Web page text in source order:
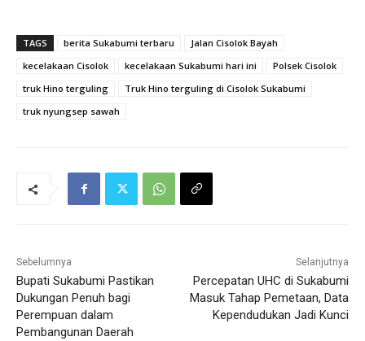
TAGS berita Sukabumi terbaru
Jalan Cisolok Bayah
kecelakaan Cisolok
kecelakaan Sukabumi hari ini
Polsek Cisolok
truk Hino terguling
Truk Hino terguling di Cisolok Sukabumi
truk nyungsep sawah
Sebelumnya
Bupati Sukabumi Pastikan
Dukungan Penuh bagi
Perempuan dalam
Pembangunan Daerah
Selanjutnya
Percepatan UHC di Sukabumi
Masuk Tahap Pemetaan, Data
Kependudukan Jadi Kunci